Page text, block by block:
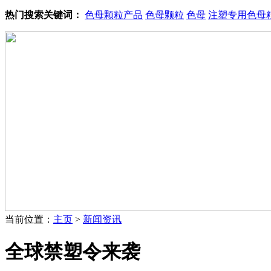
热门搜索关键词： 色母颗粒产品 色母颗粒 色母 注塑专用色母
当前位置： 主页 > 新闻资讯
全球禁塑令来袭